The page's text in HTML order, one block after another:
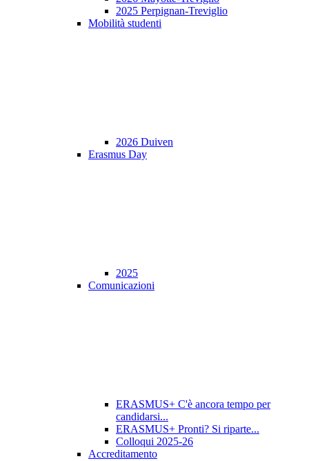
2025 Perpignan-Treviglio
Mobilità studenti
2026 Duiven
Erasmus Day
2025
Comunicazioni
ERASMUS+ C'è ancora tempo per
candidarsi...
ERASMUS+ Pronti? Si riparte...
Colloqui 2025-26
Accreditamento